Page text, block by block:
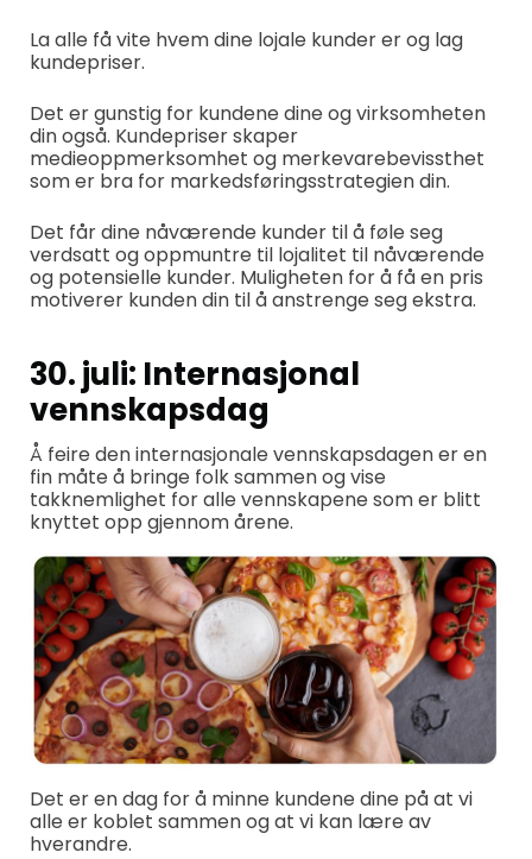
La alle få vite hvem dine lojale kunder er og lag
kundepriser.
Det er gunstig for kundene dine og virksomheten
din også. Kundepriser skaper
medieoppmerksomhet og merkevarebevissthet
som er bra for markedsføringsstrategien din.
Det får dine nåværende kunder til å føle seg
verdsatt og oppmuntre til lojalitet til nåværende
og potensielle kunder. Muligheten for å få en pris
motiverer kunden din til å anstrenge seg ekstra.
30. juli: Internasjonal
vennskapsdag
Å feire den internasjonale vennskapsdagen er en
fin måte å bringe folk sammen og vise
takknemlighet for alle vennskapene som er blitt
knyttet opp gjennom årene.
Det er en dag for å minne kundene dine på at vi
alle er koblet sammen og at vi kan lære av
hverandre.